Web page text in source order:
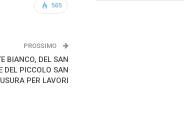
565
PROSSIMO
BIANCO, DEL SAN
DEL PICCOLO SAN
PER LAVORI